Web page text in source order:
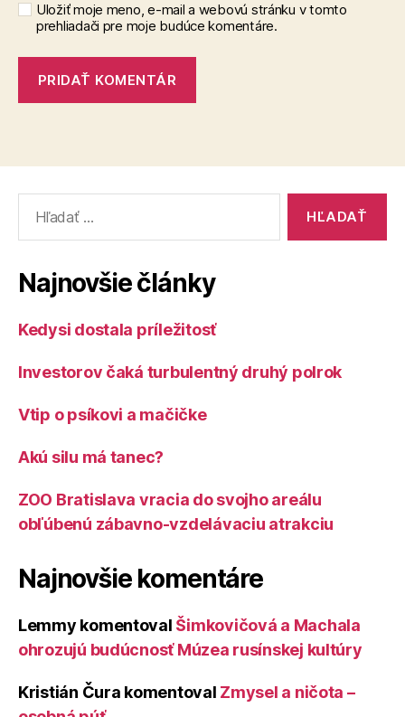
Uložiť moje meno, e-mail a webovú stránku v tomto
prehliadači pre moje budúce komentáre.
Najnovšie články
Kedysi dostala príležitosť
Investorov čaká turbulentný druhý polrok
Vtip o psíkovi a mačičke
Akú silu má tanec?
ZOO Bratislava vracia do svojho areálu
obľúbenú zábavno-vzdelávaciu atrakciu
Najnovšie komentáre
Lemmy komentoval Šimkovičová a Machala
ohrozujú budúcnosť Múzea rusínskej kultúry
Kristián Čura komentoval Zmysel a ničota –